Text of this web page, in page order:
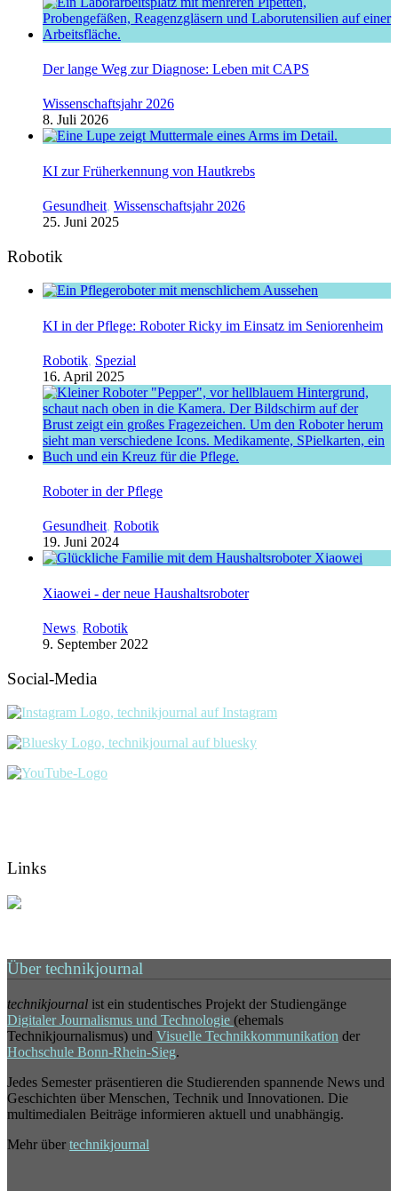
Der lange Weg zur Diagnose: Leben mit CAPS
Wissenschaftsjahr 2026
8. Juli 2026
KI zur Früherkennung von Hautkrebs
Gesundheit, Wissenschaftsjahr 2026
25. Juni 2025
Robotik
KI in der Pflege: Roboter Ricky im Einsatz im Seniorenheim
Robotik, Spezial
16. April 2025
Roboter in der Pflege
Gesundheit, Robotik
19. Juni 2024
Xiaowei - der neue Haushaltsroboter
News, Robotik
9. September 2022
Social-Media
Links
Über technikjournal
technikjournal ist ein studentisches Projekt der Studiengänge
Digitaler Journalismus und Technologie (ehemals
Technikjournalismus) und Visuelle Technikkommunikation der
Hochschule Bonn-Rhein-Sieg.
Jedes Semester präsentieren die Studierenden spannende News und
Geschichten über Menschen, Technik und Innovationen. Die
multimedialen Beiträge informieren aktuell und unabhängig.
Mehr über technikjournal